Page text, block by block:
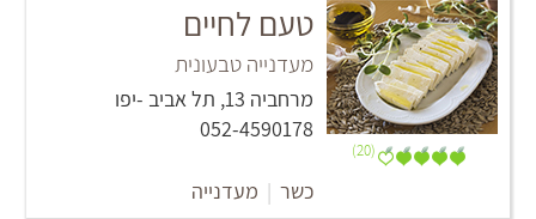
(20)
טעם לחיים
מעדנייה טבעונית
מרחביה 13, תל אביב -יפו
052-4590178
כשר | מעדנייה